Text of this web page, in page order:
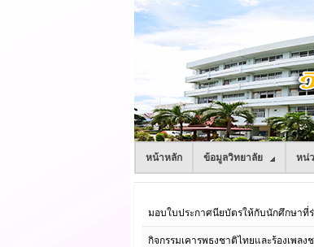
หน้าหลัก ข้อมูลวิทยาลัย หน่
มอบใบประกาศนียบัตรให้กับนักศึกษาที่
กิจกรรมเคารพธงชาติไทยและร้องเพล